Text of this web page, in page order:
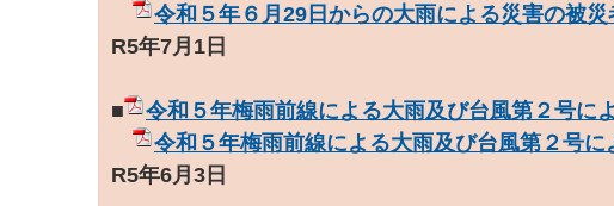
令和５年６月29日からの大雨による災害の被
R5年7月1日
■
令和５年梅雨前線による大雨及び台風第２号に
令和５年梅雨前線による大雨及び台風第２号
R5年6月3日